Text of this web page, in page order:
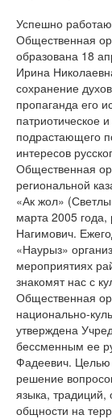
Успешно
Общественная
образована 18
Ирина
сохранение
пропаганда его
патриотическое
подрастающего
интересов
Общественная
региональной
«Ак жол»
марта 2005 года,
Нагимович.
«Наурыз»
мероприятиях
знакомят нас с
Общественная
национально-
утверждена
бессменным ее
Фадеевич. Целью
решение
языка, традиций,
общности на